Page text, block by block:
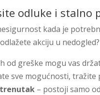
odluke i stalno
kada je
akciju u nedogled?
od greške mogu vas
sve mogućnosti, tražite
– postoji samo